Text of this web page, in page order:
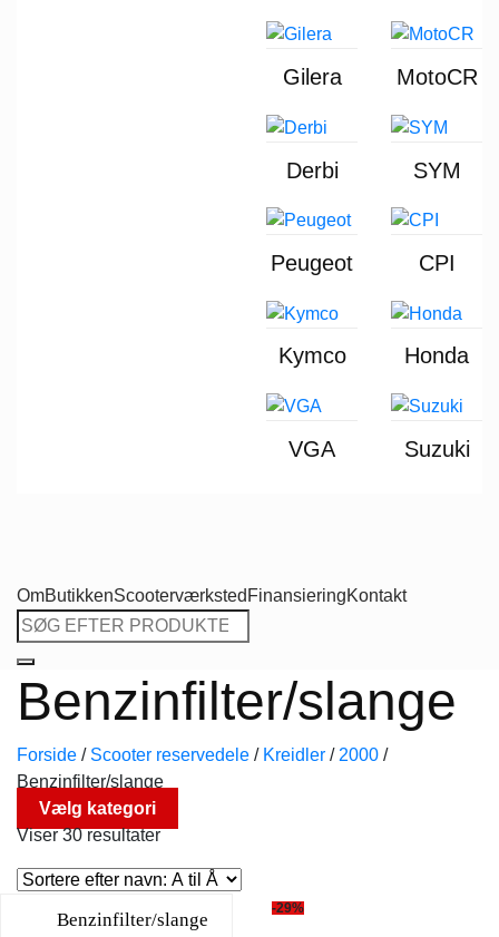
Gilera MotoCR
Derbi SYM
Peugeot CPI
Kymco Honda
VGA Suzuki
OmButikkenScooterværksted FinansieringKontakt
Søg
efter:
Benzinfilter/slange
Forside / Scooter reservedele / Kreidler / 2000 /
Benzinfilter/slange
Vælg kategori
Viser 30 resultater
Benzinfilter/slange
-29%